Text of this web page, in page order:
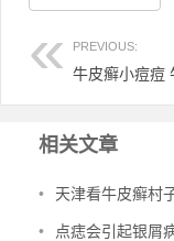
PREVIOUS:
相关文章
• 天津看牛皮癣村
• 点痣会引起银屑